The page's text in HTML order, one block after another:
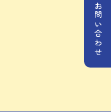
お問い合わせ